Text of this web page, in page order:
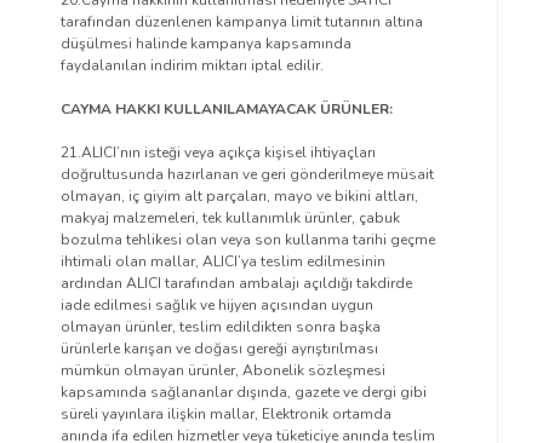
tarafından düzenlenen kampanya limit tutarının altına
düşülmesi halinde kampanya kapsamında
faydalanılan indirim miktarı iptal edilir.
CAYMA HAKKI KULLANILAMAYACAK ÜRÜNLER:
21.ALICI’nın isteği veya açıkça kişisel ihtiyaçları
doğrultusunda hazırlanan ve geri gönderilmeye müsait
olmayan, iç giyim alt parçaları, mayo ve bikini altları,
makyaj malzemeleri, tek kullanımlık ürünler, çabuk
bozulma tehlikesi olan veya son kullanma tarihi geçme
ihtimali olan mallar, ALICI’ya teslim edilmesinin
ardından ALICI tarafından ambalajı açıldığı takdirde
iade edilmesi sağlık ve hijyen açısından uygun
olmayan ürünler, teslim edildikten sonra başka
ürünlerle karışan ve doğası gereği ayrıştırılması
mümkün olmayan ürünler, Abonelik sözleşmesi
kapsamında sağlananlar dışında, gazete ve dergi gibi
süreli yayınlara ilişkin mallar, Elektronik ortamda
anında ifa edilen hizmetler veya tüketiciye anında teslim